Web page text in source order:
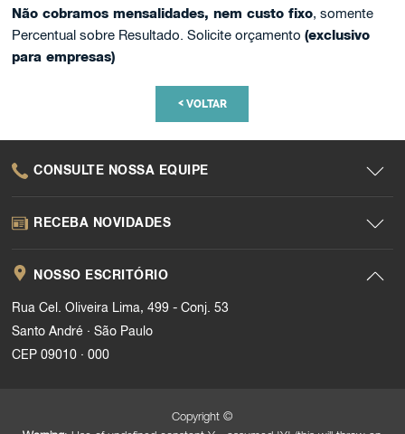
Não cobramos mensalidades, nem custo fixo, somente
Percentual sobre Resultado. Solicite orçamento(exclusivo
para empresas)
<VOLTAR
CONSULTE NOSSA EQUIPE
RECEBA NOVIDADES
NOSSO ESCRITÓRIO
Rua Cel. Oliveira Lima, 499 - Conj. 53
Santo André
São Paulo
CEP 09010
000
Copyright ©